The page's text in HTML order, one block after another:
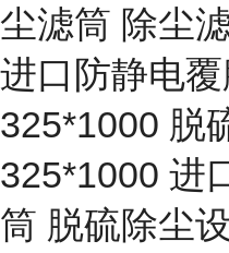
尘滤筒 除尘
进口防静电
325*1000 脱
325*1000 进
筒 脱硫除尘